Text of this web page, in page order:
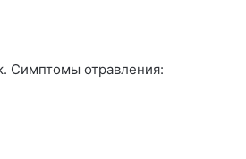
Симптомы отравления: